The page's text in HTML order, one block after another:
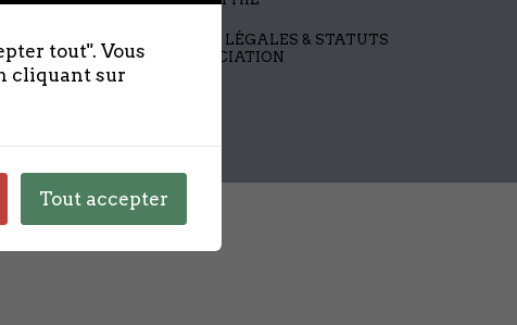
MENTIONS LÉGALES & STATUTS
DE L’ASSOCIATION
tout". Vous
cliquant sur
Tout accepter